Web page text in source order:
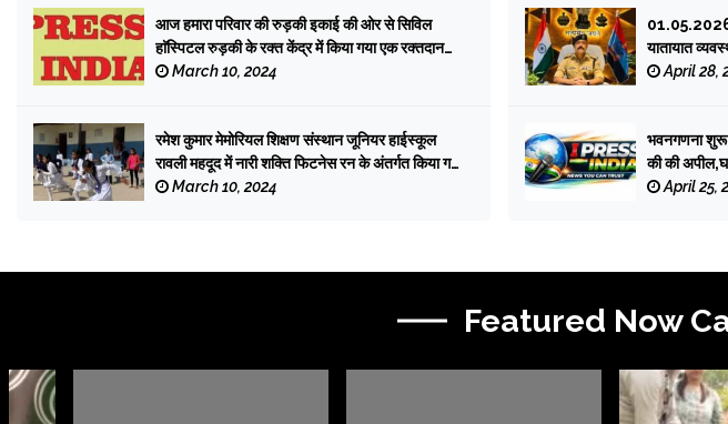
आज हमारा परिवार की रुड़की इकाई की ओर से सिविल
हाॅस्पिटल रुड़की के रक्त केंद्र में किया गया एक रक्तदान
शिविर का आयोजन
March 10, 2024
रमेश कुमार मेमोरियल शिक्षण संस्थान जूनियर हाईस्कूल
रावली महदूद में नारी शक्ति फिटनेस रन के अंतर्गत किया गया
महिलाओं की दौड़ का आयोजन
March 10, 2024
01.05.2026
यातायात
April 28,
भवनगणना
की की
April 25,
Featured Now